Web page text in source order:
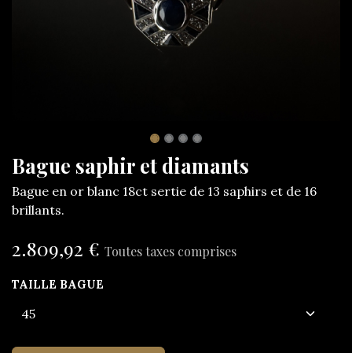
Bague saphir et diamants
Bague en or blanc 18ct sertie de 13 saphirs et de 16
brillants.
2.809,92 € Toutes taxes comprises
TAILLE BAGUE